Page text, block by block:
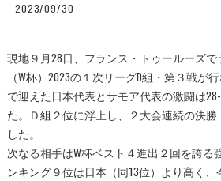
2023/09/30
現地９月28日、フランス・トゥールーズ
（W杯）2023の１次リーグD組・第３戦が
で迎えた日本代表とサモア代表の激闘は
た。Ｄ組２位に浮上し、２大会連続の決
した。
次なる相手はW杯ベスト４進出２回を誇る
ンキング９位は日本（同13位）より高く